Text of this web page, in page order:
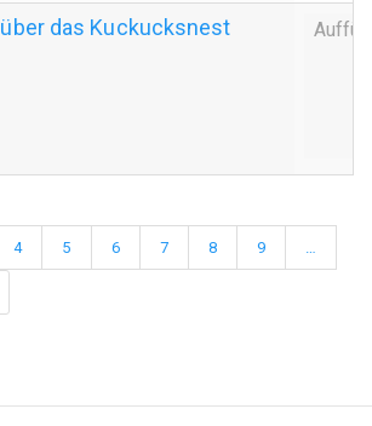
das Kuckucksnest
Page
4 Page
5 Page
6 Page
7 Page
8 Page
9